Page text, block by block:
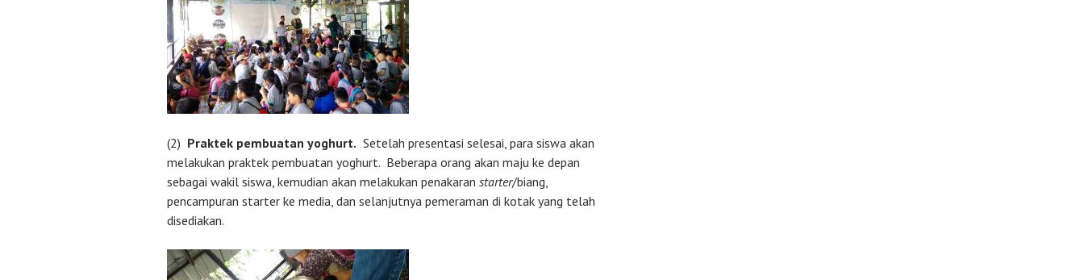
(2) Praktek pembuatan yoghurt. Setelah presentasi selesai, para siswa akan
melakukan praktek pembuatan yoghurt. Beberapa orang akan maju ke depan
sebagai wakil siswa, kemudian akan melakukan penakaran starter/biang,
pencampuran starter ke media, dan selanjutnya pemeraman di kotak yang telah
disediakan.